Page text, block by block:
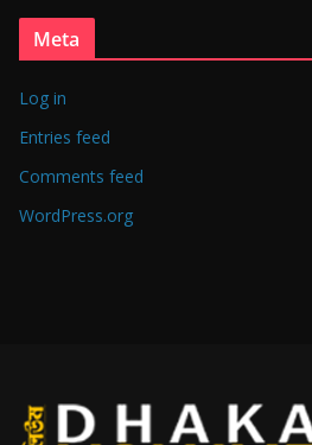
Meta
Log in
Entries feed
Comments feed
WordPress.org